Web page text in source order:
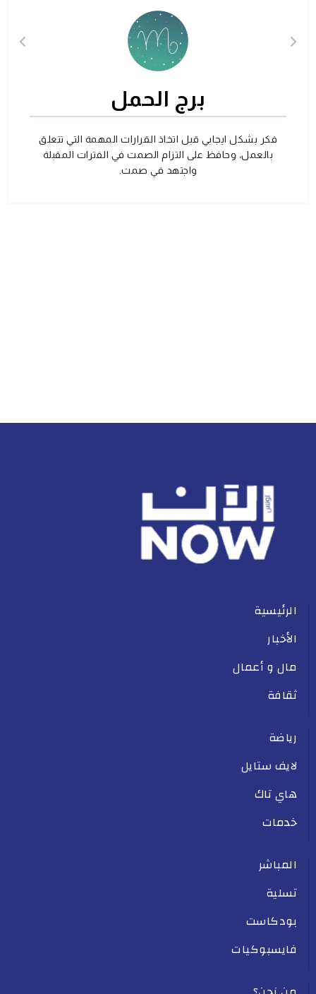
برج الحمل
فكر بشكل ايجابي قبل اتخاذ القرارات المهمة التي تتعلق
بالعمل، وحافظ على التزام الصمت في الفترات المقبلة
واجتهد في صمت.
الرئيسية
الأخبار
مال و أعمال
ثقافة
رياضة
لايف ستايل
هاي تاك
خدمات
المباشر
تسلية
بودكاست
فايسبوكيات